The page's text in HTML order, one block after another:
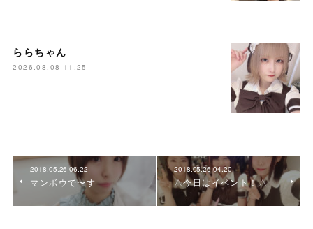
ららちゃん
2026.08.08 11:25
2018.05.26 06:22
マンボウで〜す
2018.05.26 04:20
△今日はイベント！△